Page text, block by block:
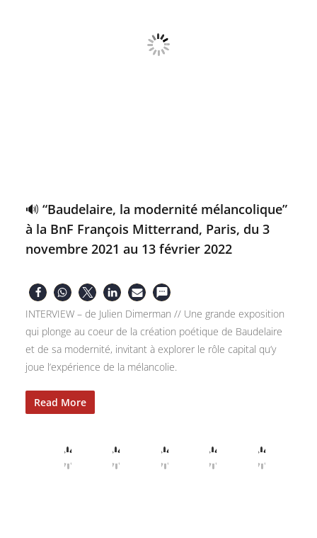
🔊 “Baudelaire, la modernité mélancolique”
à la BnF François Mitterrand, Paris, du 3
novembre 2021 au 13 février 2022
INTERVIEW – de Julien Dimerman // Une grande exposition
qui plonge au coeur de la création poétique de Baudelaire
et de sa modernité, invitant à explorer le rôle capital qu’y
joue l’expérience de la mélancolie.
Read More